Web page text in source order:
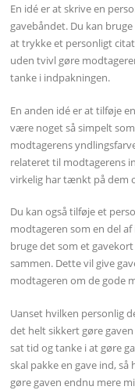
En idé er at skrive en
gavebåndet. Du kan
at trykke et personligt
uden tvivl gøre
tanke i indpakningen.
En anden idé er at tilføje
være noget så simpelt
modtagerens
relateret til modtagerens
virkelig har tænkt på dem
Du kan også tilføje et
modtageren som en del
bruge det som et
sammen. Dette vil give
modtageren om de gode
Uanset hvilken personlig
det helt sikkert gøre
sat tid og tanke i at gøre
skal pakke en gave ind,
gøre gaven endnu mere